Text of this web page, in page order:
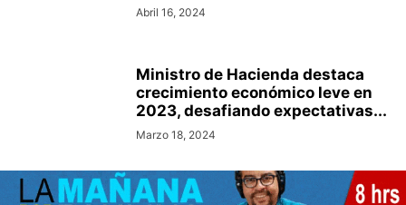
Abril 16, 2024
Ministro de Hacienda destaca
crecimiento económico leve en
2023, desafiando expectativas...
Marzo 18, 2024